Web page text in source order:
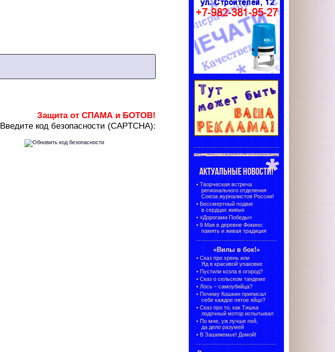
Защита от СПАМА и БОТОВ!
Введите код безопасности (CAPTCHA):
АКТУАЛЬНЫЕ НОВОСТИ!
• Творческая встреча
регионального отделения
Союза журналистов России!
• Бессмертный подвиг
в сердцах живых
• «Дорогами Победы»
• 9 Мая в деревне Фокино:
память и живая традиция
«Вилы в бок!»
• Сказ про хрень или
Яд в красивой упаковке
• Пустили козла в огород?
• Сказ о сельском тандеме
• Лось – самоубийца?
• Почему Кошкин приписал
себе каждое пятое яйцо?
• Сказ про то, как Тишка
лодочный мотор испытывал
• По мне, уж лучше пей,
да дело разумей
• В Зашижемье! Домой!